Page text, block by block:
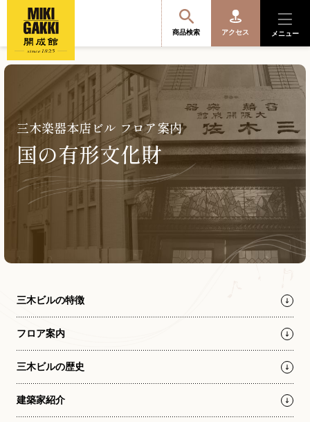
商品検索 アクセス メニュー
商品を探す・選ぶ
便利なサービス
開成館を知る
音楽教室・イベント情報
お問い合わせ総合窓口
06-6252-0432
受付時間 10:00～19:00 (水曜定休)
三木楽器本店ビル フロア案内
国の有形文化財
三木ビルの特徴
フロア案内
三木ビルの歴史
建築家紹介